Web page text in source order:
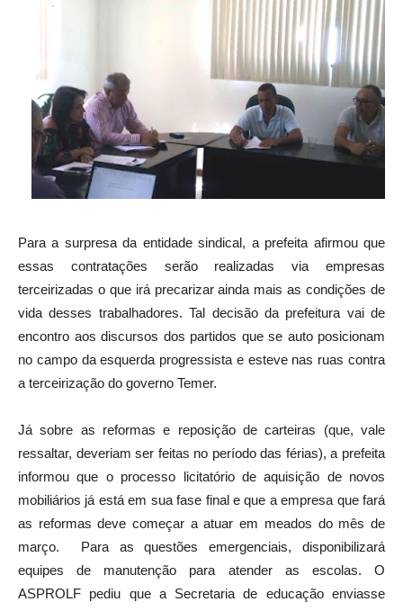
Para a surpresa da entidade sindical, a prefeita afirmou que
essas contratações serão realizadas via empresas
terceirizadas o que irá precarizar ainda mais as condições de
vida desses trabalhadores. Tal decisão da prefeitura vai de
encontro aos discursos dos partidos que se auto posicionam
no campo da esquerda progressista e esteve nas ruas contra
a terceirização do governo Temer.
Já sobre as reformas e reposição de carteiras (que, vale
ressaltar, deveriam ser feitas no período das férias), a prefeita
informou que o processo licitatório de aquisição de novos
mobiliários já está em sua fase final e que a empresa que fará
as reformas deve começar a atuar em meados do mês de
março. Para as questões emergenciais, disponibilizará
equipes de manutenção para atender as escolas. O
ASPROLF pediu que a Secretaria de educação enviasse